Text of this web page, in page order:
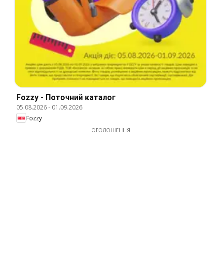
Fozzy - Поточний каталог
05.08.2026- 01.09.2026
Fozzy
ОГОЛОШЕННЯ